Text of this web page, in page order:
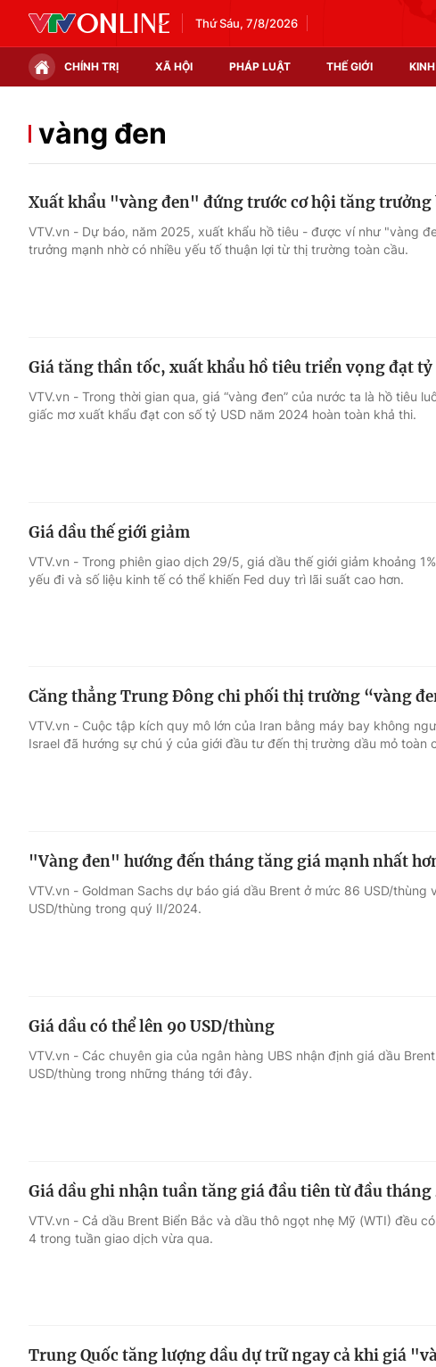
Thứ Sáu, 7/8/2026
CHÍNH TRỊ XÃ HỘI PHÁP LUẬT THẾ GIỚI
Chính trị
Thế giới đó đây
Thị trường
Điện ảnh
Âm nhạc
Sao
Làm đẹp
Chất lượng cuộc sống
vàng đen
Xuất khẩu "vàng đen" đứng trước cơ hội tăng trưởng
VTV.vn - Dự báo, năm 2025, xuất khẩu hồ tiêu - được ví như "vàng
trưởng mạnh nhờ có nhiều yếu tố thuận lợi từ thị trường toàn cầu.
Giá tăng thần tốc, xuất khẩu hồ tiêu triển vọng đạt tỷ
VTV.vn - Trong thời gian qua, giá “vàng đen” của nước ta là hồ tiêu
giấc mơ xuất khẩu đạt con số tỷ USD năm 2024 hoàn toàn khả thi.
Giá dầu thế giới giảm
VTV.vn - Trong phiên giao dịch 29/5, giá dầu thế giới giảm khoảng
yếu đi và số liệu kinh tế có thể khiến Fed duy trì lãi suất cao hơn.
Căng thẳng Trung Đông chi phối thị trường “vàng
VTV.vn - Cuộc tập kích quy mô lớn của Iran bằng máy bay không
Israel đã hướng sự chú ý của giới đầu tư đến thị trường dầu mỏ toàn
"Vàng đen" hướng đến tháng tăng giá mạnh nhất
VTV.vn - Goldman Sachs dự báo giá dầu Brent ở mức 86 USD/thùng
USD/thùng trong quý II/2024.
Giá dầu có thể lên 90 USD/thùng
VTV.vn - Các chuyên gia của ngân hàng UBS nhận định giá dầu
USD/thùng trong những tháng tới đây.
Giá dầu ghi nhận tuần tăng giá đầu tiên từ đầu tháng
VTV.vn - Cả dầu Brent Biển Bắc và dầu thô ngọt nhẹ Mỹ (WTI) đều
4 trong tuần giao dịch vừa qua.
Trung Quốc tăng lượng dầu dự trữ ngay cả khi giá